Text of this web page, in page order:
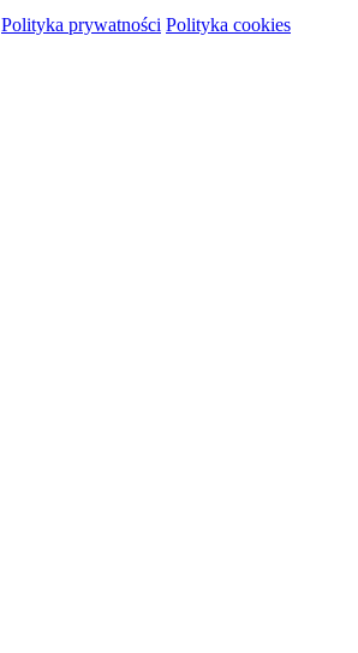
Polityka prywatności Polityka cookies